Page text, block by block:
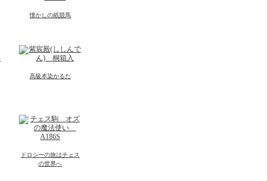
懐かしの紙競馬
高級本染かるた
ドロシーの旅はチェス
の世界へ